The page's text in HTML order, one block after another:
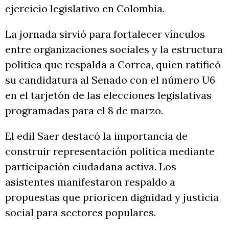
ejercicio legislativo en Colombia.
La jornada sirvió para fortalecer vínculos
entre organizaciones sociales y la estructura
política que respalda a Correa, quien ratificó
su candidatura al Senado con el número U6
en el tarjetón de las elecciones legislativas
programadas para el 8 de marzo.
El edil Saer destacó la importancia de
construir representación política mediante
participación ciudadana activa. Los
asistentes manifestaron respaldo a
propuestas que prioricen dignidad y justicia
social para sectores populares.